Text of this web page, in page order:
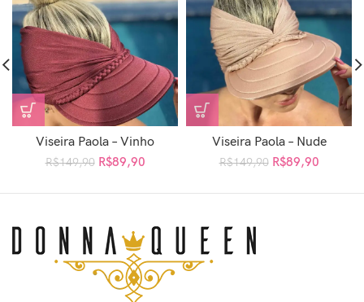
Viseira Paola – Vinho
R$149,90 R$89,90
Viseira Paola – Nude
R$149,90 R$89,90